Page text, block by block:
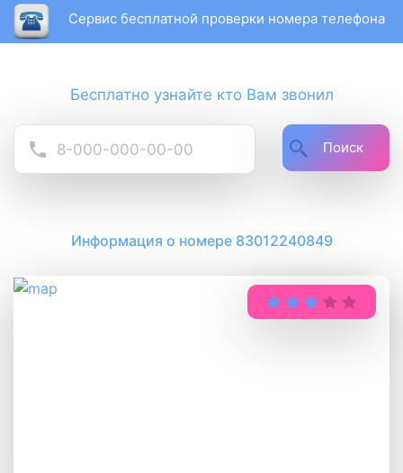
Сервис бесплатной проверки номера телефона
Бесплатно узнайте кто Вам звонил
Поиск
Информация о номере 83012240849